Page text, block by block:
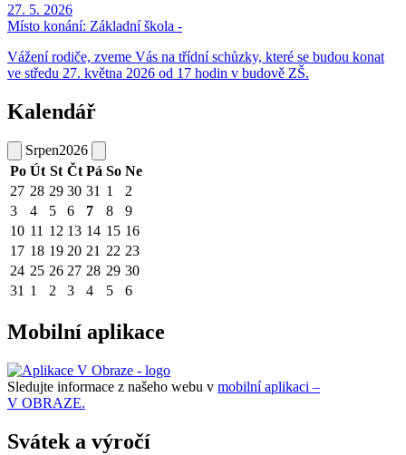
27. 5. 2026
Místo konání: Základní škola -
Vážení rodiče, zveme Vás na třídní schůzky, které se budou konat
ve středu 27. května 2026 od 17 hodin v budově ZŠ.
Kalendář
Srpen2026
Po Út St Čt Pá So Ne
27 28 29 30 31 1
2
3
4 5 6 7 8
9
10 11 12 13 14 15 16
17 18 19 20 21 22 23
24 25 26 27 28 29 30
31 1 2 3 4 5 6
Mobilní aplikace
Sledujte informace z našeho webu v mobilní aplikaci –
V OBRAZE.
Svátek a výročí